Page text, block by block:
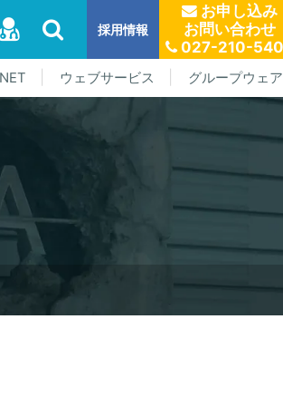
採用情報
お申し込み
お問い合わせ
027-210-
ウェブサービス グループウェア